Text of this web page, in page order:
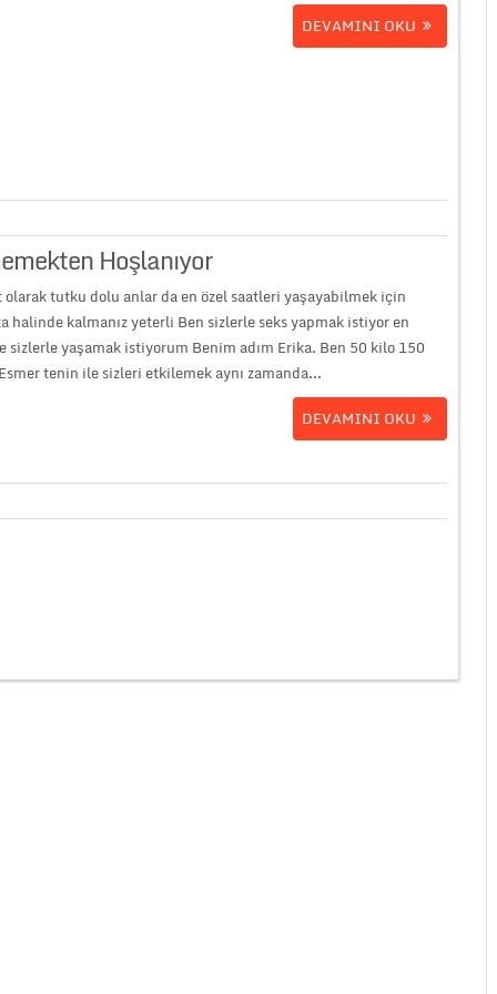
DEVAMINI OKU
Hoşlanıyor
olarak tutku dolu anlar da en özel saatleri yaşayabilmek için
halinde kalmanız yeterli Ben sizlerle seks yapmak istiyor en
sizlerle yaşamak istiyorum Benim adım Erika. Ben 50 kilo 150
tenin ile sizleri etkilemek aynı zamanda...
DEVAMINI OKU